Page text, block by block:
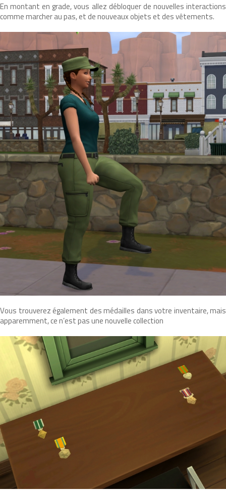
En montant en grade, vous allez débloquer de nouvelles interactions
comme marcher au pas, et de nouveaux objets et des vêtements.
Vous trouverez également des médailles dans votre inventaire, mais
apparemment, ce n’est pas une nouvelle collection